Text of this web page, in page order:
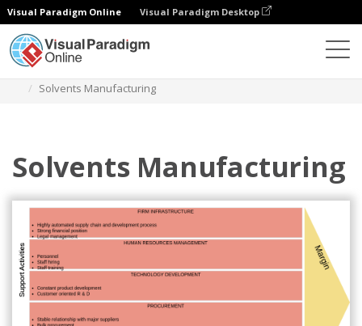
Visual Paradigm Online Visual Paradigm Desktop
Solvents Manufacturing
Solvents Manufacturing